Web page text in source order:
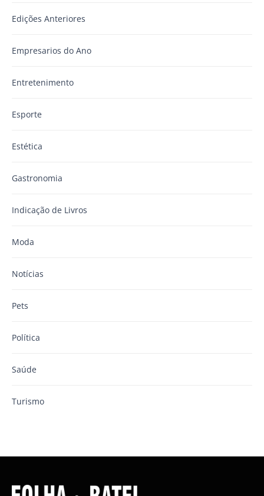
Edições Anteriores
Empresarios do Ano
Entretenimento
Esporte
Estética
Gastronomia
Indicação de Livros
Moda
Notícias
Pets
Política
Saúde
Turismo